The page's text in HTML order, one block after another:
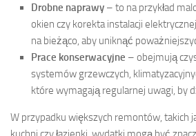
Drobne naprawy – to na przykład
okien czy korekta instalacji
na bieżąco, aby uniknąć
Prace konserwacyjne – obejmują
systemów grzewczych,
które wymagają regularnej uwagi, by
W przypadku większych remontów, takich